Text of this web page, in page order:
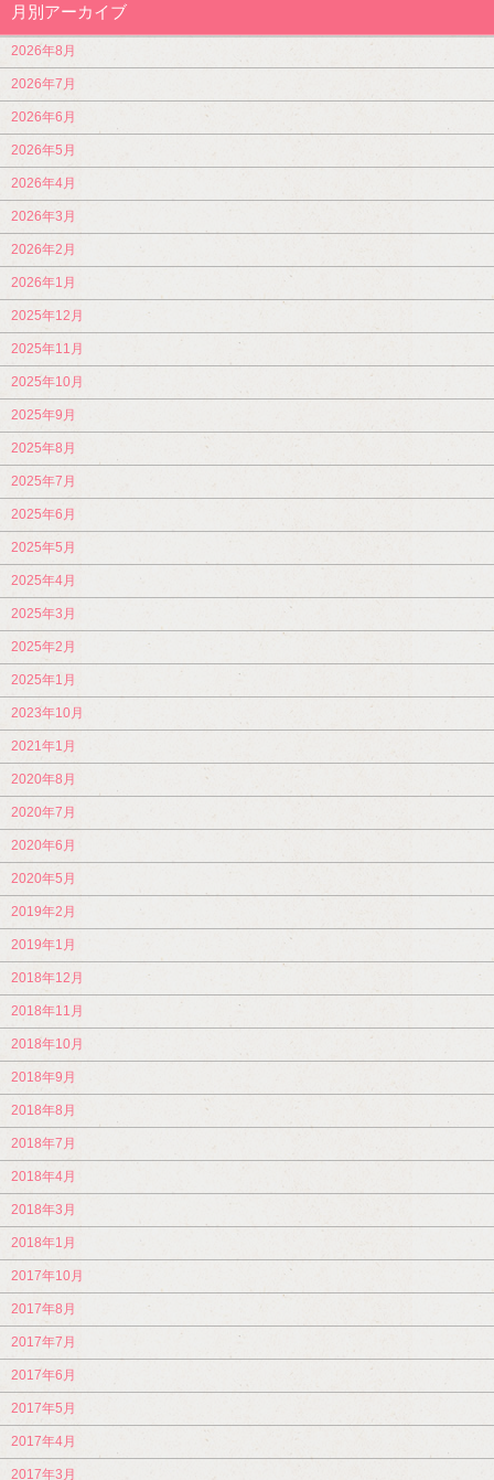
月別アーカイブ
2026年8月
2026年7月
2026年6月
2026年5月
2026年4月
2026年3月
2026年2月
2026年1月
2025年12月
2025年11月
2025年10月
2025年9月
2025年8月
2025年7月
2025年6月
2025年5月
2025年4月
2025年3月
2025年2月
2025年1月
2023年10月
2021年1月
2020年8月
2020年7月
2020年6月
2020年5月
2019年2月
2019年1月
2018年12月
2018年11月
2018年10月
2018年9月
2018年8月
2018年7月
2018年4月
2018年3月
2018年1月
2017年10月
2017年8月
2017年7月
2017年6月
2017年5月
2017年4月
2017年3月